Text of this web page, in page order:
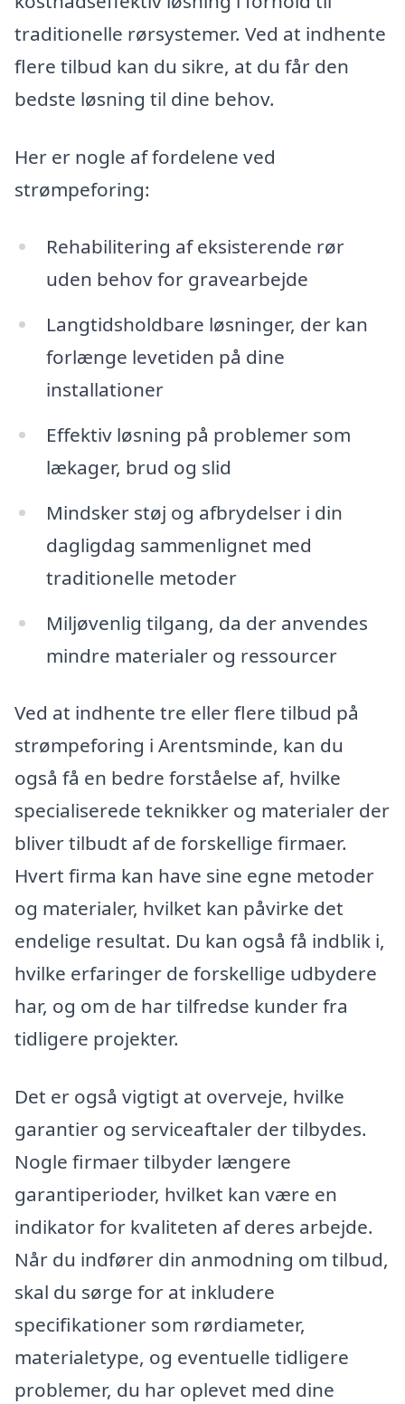
traditionelle rørsystemer. Ved at indhente
flere tilbud kan du sikre, at du får den
bedste løsning til dine behov.
Her er nogle af fordelene ved
strømpeforing:
Rehabilitering af eksisterende rør
uden behov for gravearbejde
Langtidsholdbare løsninger, der kan
forlænge levetiden på dine
installationer
Effektiv løsning på problemer som
lækager, brud og slid
Mindsker støj og afbrydelser i din
dagligdag sammenlignet med
traditionelle metoder
Miljøvenlig tilgang, da der anvendes
mindre materialer og ressourcer
Ved at indhente tre eller flere tilbud på
strømpeforing i Arentsminde, kan du
også få en bedre forståelse af, hvilke
specialiserede teknikker og materialer der
bliver tilbudt af de forskellige firmaer.
Hvert firma kan have sine egne metoder
og materialer, hvilket kan påvirke det
endelige resultat. Du kan også få indblik i,
hvilke erfaringer de forskellige udbydere
har, og om de har tilfredse kunder fra
tidligere projekter.
Det er også vigtigt at overveje, hvilke
garantier og serviceaftaler der tilbydes.
Nogle firmaer tilbyder længere
garantiperioder, hvilket kan være en
indikator for kvaliteten af deres arbejde.
Når du indfører din anmodning om tilbud,
skal du sørge for at inkludere
specifikationer som rørdiameter,
materialetype, og eventuelle tidligere
problemer, du har oplevet med dine